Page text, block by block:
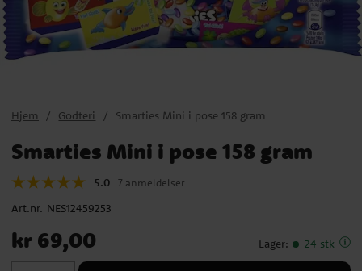
Hjem Godteri Smarties Mini i pose 158 gram
Smarties Mini i pose 158 gram
5.0 7 anmeldelser
Art.nr. NES12459253
Pris
:kr 69,00
kr 69,00 Lager: 24 stk